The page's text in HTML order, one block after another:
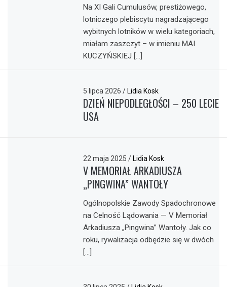
Na XI Gali Cumulusów, prestiżowego,
lotniczego plebiscytu nagradzającego
wybitnych lotników w wielu kategoriach,
miałam zaszczyt – w imieniu MAI
KUCZYŃSKIEJ […]
5 lipca 2026/ Lidia Kosk
DZIEŃ NIEPODLEGŁOŚCI – 250 LECIE
USA
22 maja 2025/ Lidia Kosk
V MEMORIAŁ ARKADIUSZA
„PINGWINA” WANTOŁY
Ogólnopolskie Zawody Spadochronowe
na Celność Lądowania — V Memoriał
Arkadiusza „Pingwina” Wantoły. Jak co
roku, rywalizacja odbędzie się w dwóch
[…]